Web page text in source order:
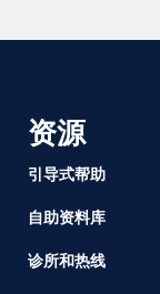
页
资源
引导式帮助
自助资料库
诊所和热线